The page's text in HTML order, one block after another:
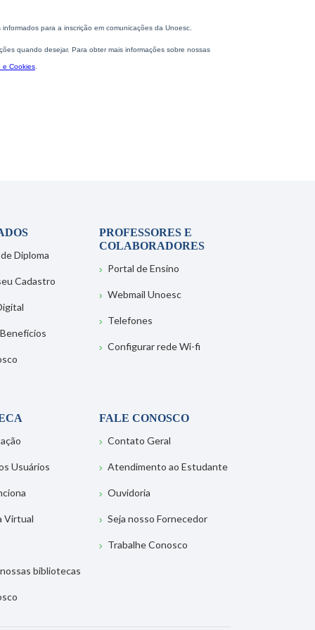
Diploma
Cadastro
PROFESSORES E
COLABORADORES
Portal de Ensino
Webmail Unoesc
Telefones
Configurar rede Wi-fi
Usuários
Virtual
bibliotecas
FALE CONOSCO
Contato Geral
Atendimento ao Estudante
Ouvidoria
Seja nosso Fornecedor
Trabalhe Conosco